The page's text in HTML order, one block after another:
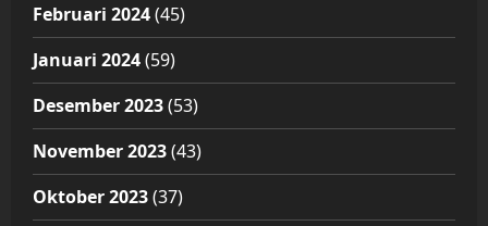
Februari 2024(45)
Januari 2024(59)
Desember 2023(53)
November 2023(43)
Oktober 2023(37)